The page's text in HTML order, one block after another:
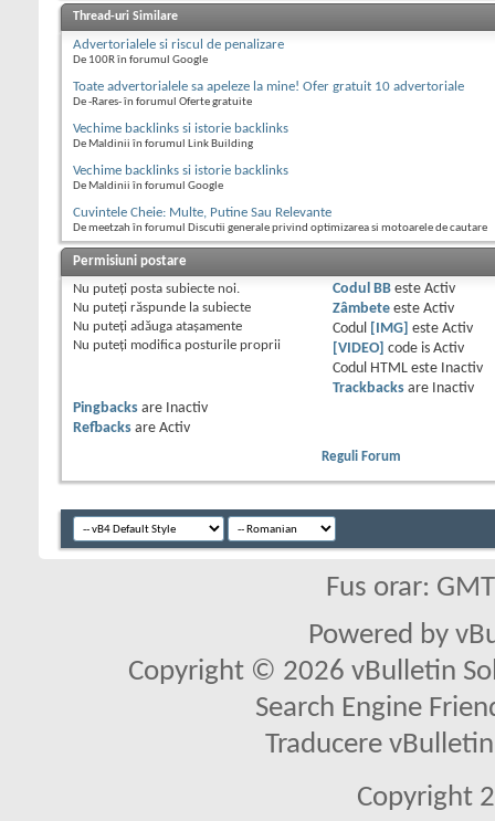
Thread-uri Similare
Advertorialele si riscul de penalizare
De 100R în forumul Google
Toate advertorialele sa apeleze la mine! Ofer gratuit 10 advertoriale
De -Rares- în forumul Oferte gratuite
Vechime backlinks si istorie backlinks
De Maldinii în forumul Link Building
Vechime backlinks si istorie backlinks
De Maldinii în forumul Google
Cuvintele Cheie: Multe, Putine Sau Relevante
De meetzah în forumul Discutii generale privind optimizarea si motoarele de cautare
Permisiuni postare
Nu puteţi posta subiecte noi.
Nu puteţi răspunde la subiecte
Nu puteţi adăuga ataşamente
Nu puteţi modifica posturile proprii
Codul BBeste Activ
Zâmbeteeste Activ
Codul
[IMG] este Activ
[VIDEO] code is Activ
Codul HTML este
Inactiv
Trackbacksare
Inactiv
Pingbacks are
Inactiv
Refbacks are Activ
Reguli Forum
Fus orar:
Powered by
Copyright © 2026 vBulletin
Search Engine
Traducere
Copyright